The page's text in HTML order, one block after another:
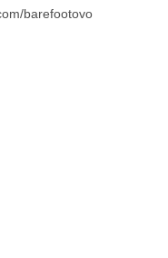
barefootovo